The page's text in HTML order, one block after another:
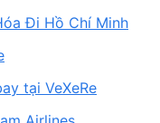
Đi Hồ Chí Minh
tại VeXeRe